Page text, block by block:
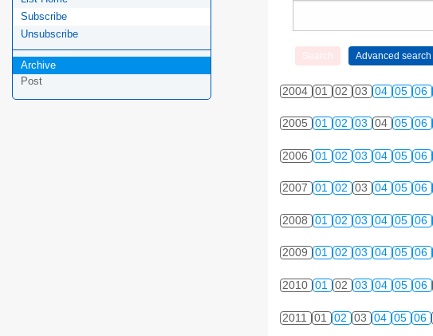
Subscribe
Unsubscribe
Archive
Post
2004 01 02 03 04 05 06
2005 01 02 03 04 05 06
2006 01 02 03 04 05 06
2007 01 02 03 04 05 06
2008 01 02 03 04 05 06
2009 01 02 03 04 05 06
2010 01 02 03 04 05 06
2011 01 02 03 04 05 06